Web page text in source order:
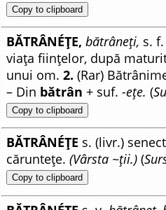
Copy to clipboard
BĂTRÂNÉȚE, bătrâneți, s. f.
viața ființelor, după
unui om.2. (Rar)
– Din bătrân + suf.-ețe. (
Copy to clipboard
BĂTRÂNÉȚE s. (livr.)
căruntețe.(Vârsta ~ții.) (
Copy to clipboard